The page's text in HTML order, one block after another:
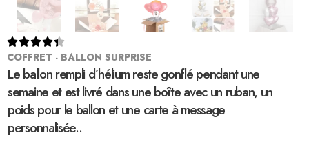

COFFRET - BALLON SURPRISE
Le ballon rempli d’hélium reste gonflé pendant une
semaine et est livré dans une boîte avec un ruban, un
poids pour le ballon et une carte à message
personnalisée..